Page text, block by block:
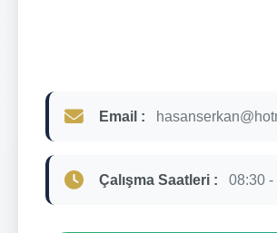
Email :
Çalışma Saatleri : 08:30 -